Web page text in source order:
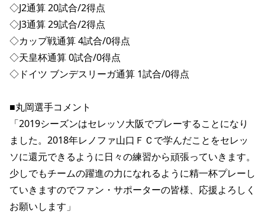
◇J2通算 20試合/2得点
◇J3通算 29試合/2得点
◇カップ戦通算 4試合/0得点
◇天皇杯通算 0試合/0得点
◇ドイツ ブンデスリーガ通算 1試合/0得点
■丸岡選手コメント
「2019シーズンはセレッソ大阪でプレーすることになり
ました。2018年レノファ山口ＦＣで学んだことをセレッ
ソに還元できるように日々の練習から頑張っていきます。
少しでもチームの躍進の力になれるように精一杯プレーし
ていきますのでファン・サポーターの皆様、応援よろしく
お願いします」